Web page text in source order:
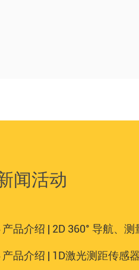
闻活动
产品介绍 | 2D 360° 导航、
产品介绍 | 1D激光测距传感